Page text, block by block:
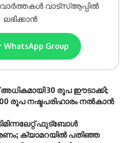
വാട്സ്ആപ്പിൽ
ലഭിക്കാൻ
WhatsApp Group
30 രൂപ ഈടാക്കി;
രൂപ നഷ്ടപരിഹാരം നൽകാൻ
ഫുട്‌ബോൾ
ക്യാമറയിൽ പതിഞ്ഞ